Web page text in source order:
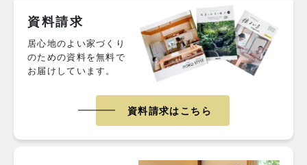
資料請求
居心地のよい家づくり
のための資料を無料で
お届けしています。
資料請求はこちら